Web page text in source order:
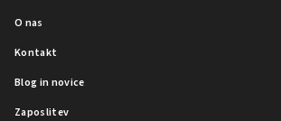
O nas
Kontakt
Blog in novice
Zaposlitev